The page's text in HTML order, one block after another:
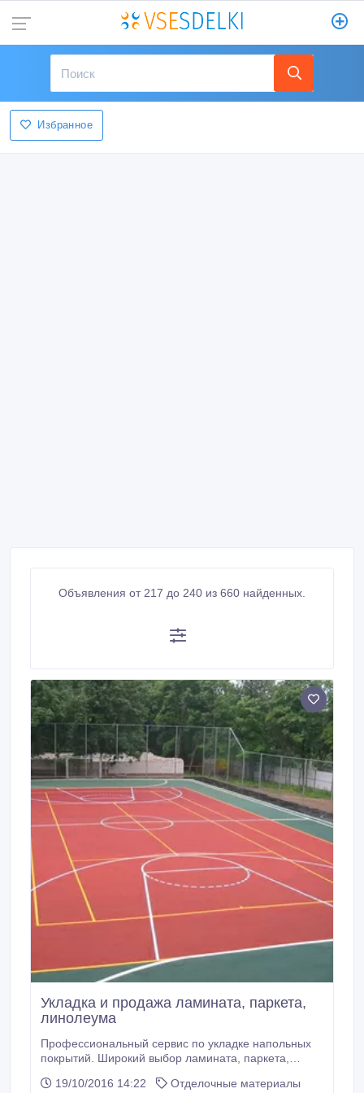
Избранное
Объявления от 217 до 240 из 660 найденных.
Укладка и продажа ламината, паркета,
линолеума
Профессиональный сервис по укладке напольных
покрытий. Широкий выбор ламината, паркета,
комплектующие, подложка, плинтус, переходные,
19/10/2016 14:22
Отделочные материалы